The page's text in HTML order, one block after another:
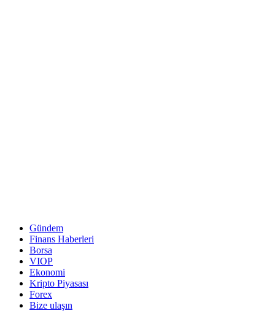
Gündem
Finans Haberleri
Borsa
VIOP
Ekonomi
Kripto Piyasası
Forex
Bize ulaşın